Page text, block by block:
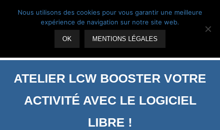
Suivez-nous
ATELIER LCW BOOSTER VOTRE
ACTIVITÉ AVEC LE LOGICIEL
LIBRE !
Nous utilisons des cookies pour vous garantir une meilleure
expérience de navigation sur notre site web.
OK MENTIONS LÉGALES